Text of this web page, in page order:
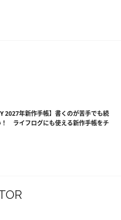
2027年新作手帳】書くのが苦手でも続
！ ライフログにも使える新作手帳をチ